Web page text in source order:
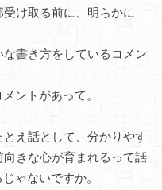
け取る前に、明らかに
書き方をしているコメン
ントがあって。
え話として、分かりやす
きな心が育まれるって話
ゃないですか。